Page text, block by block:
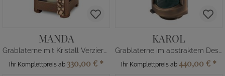
MANDA
Grablaterne mit Kristall Verzierung
Ihr Komplettpreis ab 330,00 € *
KAROL
Grablaterne im abstraktem Design
Ihr Komplettpreis ab 440,00 € *